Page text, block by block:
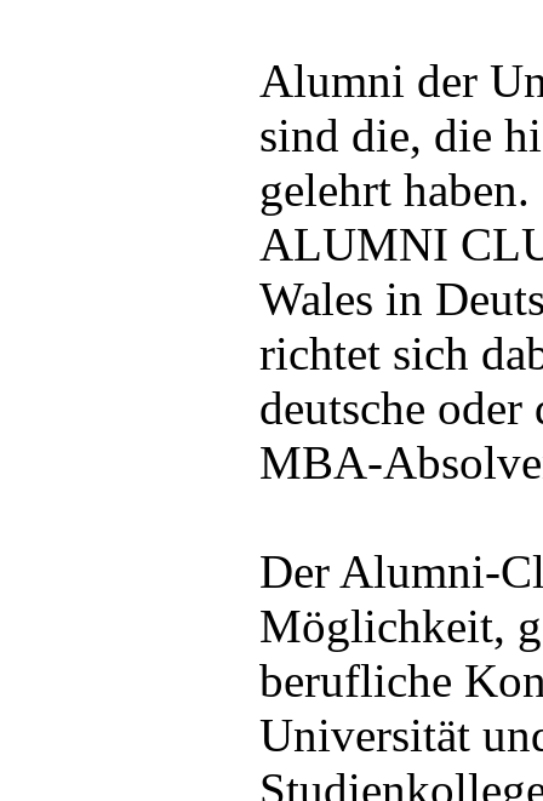
Alumni der
sind die, die
gelehrt
ALUMNI
Wales in
richtet sich
deutsche oder
MBA-
Der Alumni-
Möglichkeit,
berufliche
Universität